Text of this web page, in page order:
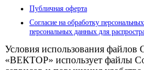
Публичная оферта
Согласие на обработку
персональных данных для
Условия использования
«ВЕКТОР» использует файлы